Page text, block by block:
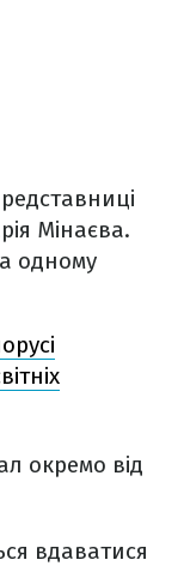
Мінаєва.
одному
окремо від
вдаватися